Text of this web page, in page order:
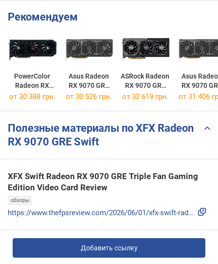
Рекомендуем
PowerColor
Radeon RX
9070 GRE
Asus Radeon
RX 9070 GRE
Prime OC
ASRock Radeon
RX 9070 GRE
Steel Legend
Asus
RX 9070
Prime EVO
от 30 388 грн. от 30 526 грн. от 32 619 грн. от 31 406
Полезные материалы по XFX Radeon
RX 9070 GRE Swift
XFX Swift Radeon RX 9070 GRE Triple Fan Gaming
Edition Video Card Review
обзоры
https://www.thefpsreview.com/2026/06/01/xfx-swift-radeon-rx...
Добавить ссылку